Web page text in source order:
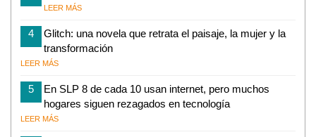
LEER MÁS
4
Glitch: una novela que retrata el paisaje, la mujer y la
transformación
LEER MÁS
5
En SLP 8 de cada 10 usan internet, pero muchos
hogares siguen rezagados en tecnología
LEER MÁS